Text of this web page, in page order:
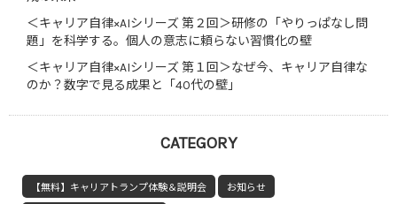
＜キャリア自律×AIシリーズ 第２回＞研修の「やりっぱなし問
題」を科学する。個人の意志に頼らない習慣化の壁
＜キャリア自律×AIシリーズ 第１回＞なぜ今、キャリア自律な
のか？数字で見る成果と「40代の壁」
CATEGORY
【無料】キャリアトランプ体験＆説明会 お知らせ